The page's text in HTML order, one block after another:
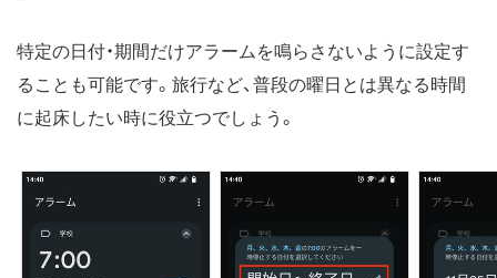
特定の日付・期間だけアラームを鳴らさないように設定す
ることも可能です。旅行など、普段の曜日とは異なる時間
に起床したい時に役立つでしょう。